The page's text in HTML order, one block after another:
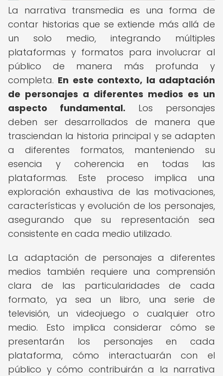
La narrativa transmedia es una forma de
contar historias que se extiende más allá de
un solo medio, integrando múltiples
plataformas y formatos para involucrar al
público de manera más profunda y
completa. En este contexto, la adaptación
de personajes a diferentes medios es un
aspecto fundamental. Los personajes
deben ser desarrollados de manera que
trasciendan la historia principal y se adapten
a diferentes formatos, manteniendo su
esencia y coherencia en todas las
plataformas. Este proceso implica una
exploración exhaustiva de las motivaciones,
características y evolución de los personajes,
asegurando que su representación sea
consistente en cada medio utilizado.
La adaptación de personajes a diferentes
medios también requiere una comprensión
clara de las particularidades de cada
formato, ya sea un libro, una serie de
televisión, un videojuego o cualquier otro
medio. Esto implica considerar cómo se
presentarán los personajes en cada
plataforma, cómo interactuarán con el
público y cómo contribuirán a la narrativa